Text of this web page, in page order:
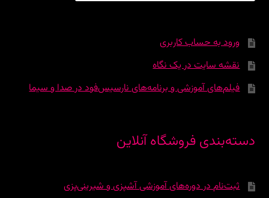
ورود به حساب کاربری
نقشه سایت در یک نگاه
فیلم‌های آموزشی و برنامه‌های نارسیس‌فود در صدا و سیما
دسته‌بندی فروشگاه آنلاین
ثبت‌نام در دوره‌‌های آموزشی آشپزی و شیرینی‌پزی